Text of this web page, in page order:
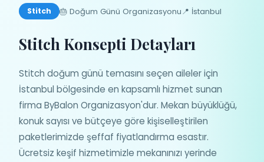
Stitch 🎂 Doğum Günü Organizasyonu📍 İstanbul
Stitch Konsepti Detayları
Stitch doğum günü temasını seçen aileler için
İstanbul bölgesinde en kapsamlı hizmet sunan
firma ByBalon Organizasyon'dur. Mekan büyüklüğü,
konuk sayısı ve bütçeye göre kişiselleştirilen
paketlerimizde şeffaf fiyatlandırma esastır.
Ücretsiz keşif hizmetimizle mekanınızı yerinde